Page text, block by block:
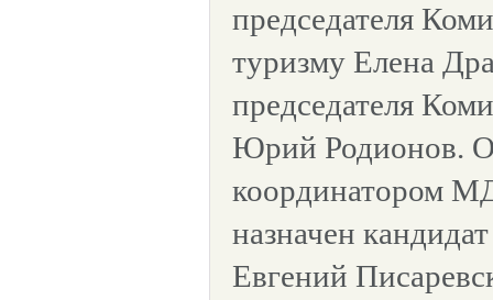
председателя
туризму Елена
председателя
Юрий Родионов.
координатором
назначен
Евгений